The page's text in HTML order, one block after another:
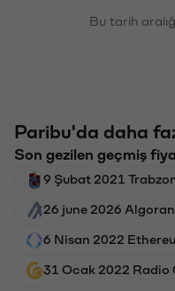
Bu tarih
Paribu'da daha
Son gezilen geçmiş
9 Şubat 2021
26 june 2026
6 Nisan 2022
31 Ocak 2022 Radio